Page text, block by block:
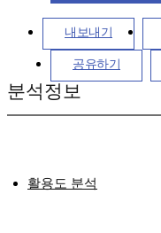
내보내기
공유하기
분석정보
활용도 분석